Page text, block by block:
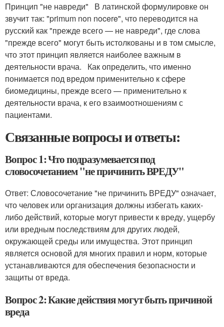
Принцип "не навреди" В латинской формулировке он
звучит так: "primum non nocere", что переводится на
русский как "прежде всего — не навреди", где слова
"прежде всего" могут быть истолкованы и в том смысле,
что этот принцип является наиболее важным в
деятельности врача. Как определить, что именно
понимается под вредом применительно к сфере
биомедицины, прежде всего — применительно к
деятельности врача, к его взаимоотношениям с
пациентами.
Связанные вопросы и ответы:
Вопрос 1: Что подразумевается под
словосочетанием "не причинить ВРЕДУ"
Ответ: Словосочетание "не причинить ВРЕДУ" означает,
что человек или организация должны избегать каких-
либо действий, которые могут привести к вреду, ущербу
или вредным последствиям для других людей,
окружающей среды или имущества. Этот принцип
является основой для многих правил и норм, которые
устанавливаются для обеспечения безопасности и
защиты от вреда.
Вопрос 2: Какие действия могут быть причиной
вреда